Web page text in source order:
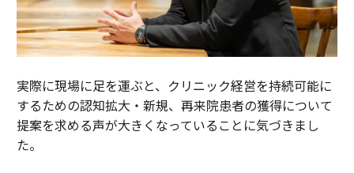
実際に現場に足を運ぶと、クリニック経営を持続可能に
するための認知拡大・新規、再来院患者の獲得について
提案を求める声が大きくなっていることに気づきまし
た。